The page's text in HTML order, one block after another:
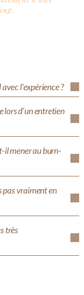
l'expérience ?
lors d'un entretien
il mener au burn-
pas vraiment en
très